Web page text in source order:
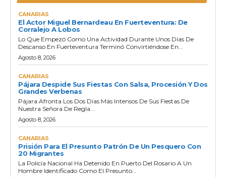
CANARIAS
El Actor Miguel Bernardeau En Fuerteventura: De
Corralejo A Lobos
Lo Que Empezó Como Una Actividad Durante Unos Días De
Descanso En Fuerteventura Terminó Convirtiéndose En...
Agosto 8, 2026
CANARIAS
Pájara Despide Sus Fiestas Con Salsa, Procesión Y Dos
Grandes Verbenas
Pájara Afronta Los Dos Días Más Intensos De Sus Fiestas De
Nuestra Señora De Regla...
Agosto 8, 2026
CANARIAS
Prisión Para El Presunto Patrón De Un Pesquero Con
20 Migrantes
La Policía Nacional Ha Detenido En Puerto Del Rosario A Un
Hombre Identificado Como El Presunto...